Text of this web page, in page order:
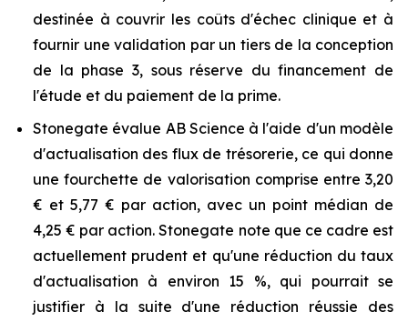
destinée à couvrir les coûts d'échec clinique et à
fournir une validation par un tiers de la conception
de la phase 3, sous réserve du financement de
l'étude et du paiement de la prime.
Stonegate évalue AB Science à l'aide d'un modèle
d'actualisation des flux de trésorerie, ce qui donne
une fourchette de valorisation comprise entre 3,20
€ et 5,77 € par action, avec un point médian de
4,25 € par action. Stonegate note que ce cadre est
actuellement prudent et qu'une réduction du taux
d'actualisation à environ 15 %, qui pourrait se
justifier à la suite d'une réduction réussie des